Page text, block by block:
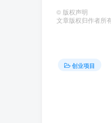
© 版权声明
文章版权归作者所
创业项目